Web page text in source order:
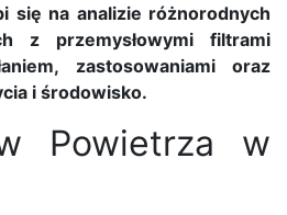
się na analizie różnorodnych
z przemysłowymi filtrami
zastosowaniami oraz
i środowisko.
Powietrza w